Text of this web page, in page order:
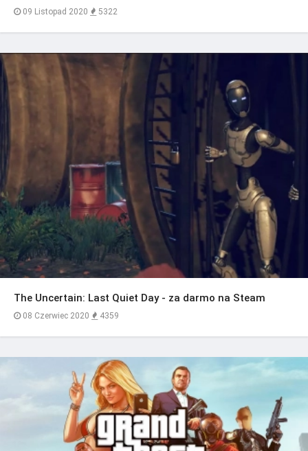
09 Listopad 2020 5322
The Uncertain: Last Quiet Day - za darmo na Steam
08 Czerwiec 2020 4359